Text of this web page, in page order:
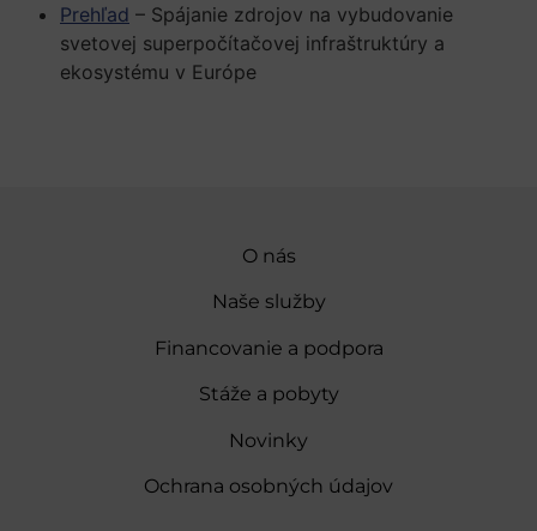
Prehľad – Spájanie zdrojov na vybudovanie
svetovej superpočítačovej infraštruktúry a
ekosystému v Európe
O nás
Naše služby
Financovanie a podpora
Stáže a pobyty
Novinky
Ochrana osobných údajov